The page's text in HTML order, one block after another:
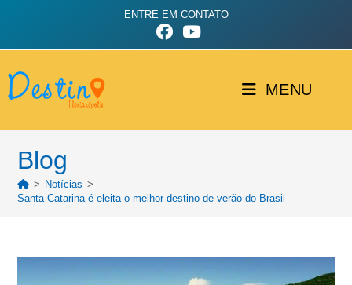
ENTRE EM CONTATO
MENU
Blog
> Notícias >
Santa Catarina é eleita o melhor destino de verão do Brasil